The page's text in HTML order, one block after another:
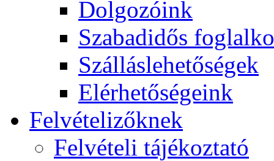
Dolgozóink
Szabadidős
Szálláslehetőségek
Elérhetőségeink
Felvételizőknek
Felvételi tájékoztató